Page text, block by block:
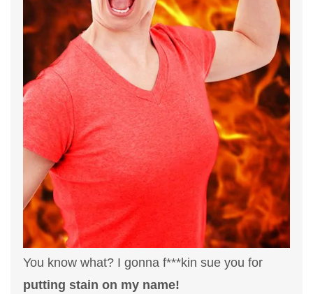
You know what? I gonna f***kin sue you for
putting stain on my name!